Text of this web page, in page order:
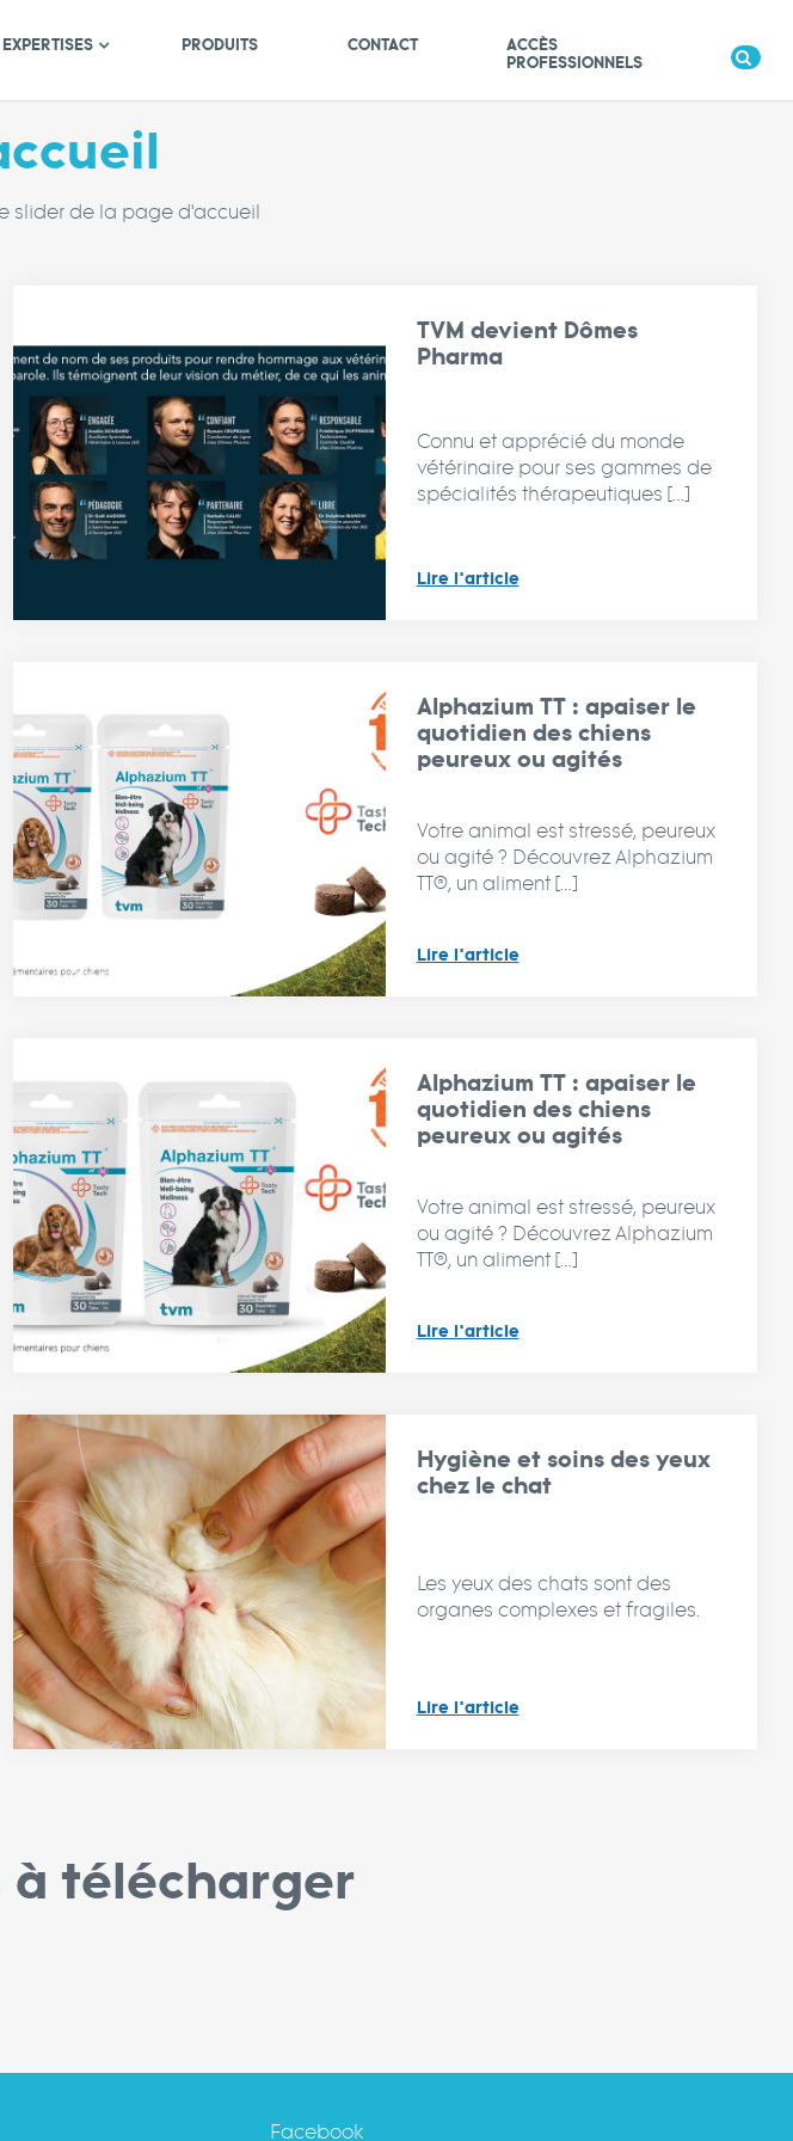
EXPERTISES PRODUITS CONTACT
ACCÈS
PROFESSIONNELS
slider de la page d'accueil
TVM devient Dômes
Pharma
Connu et apprécié du monde
vétérinaire pour ses gammes de
spécialités thérapeutiques […]
Lire l'article
Alphazium TT : apaiser le
quotidien des chiens
peureux ou agités
Votre animal est stressé, peureux
ou agité ? Découvrez Alphazium
TT®, un aliment […]
Lire l'article
Alphazium TT : apaiser le
quotidien des chiens
peureux ou agités
Votre animal est stressé, peureux
ou agité ? Découvrez Alphazium
TT®, un aliment […]
Lire l'article
Hygiène et soins des yeux
chez le chat
Les yeux des chats sont des
organes complexes et fragiles .
Lire l'article
à télécharger